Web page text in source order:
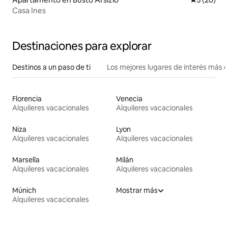
Casa Ines
Destinaciones para explorar
Destinos a un paso de ti Los mejores lugares de interés más
Florencia
Alquileres vacacionales
Venecia
Alquileres vacacionales
Niza
Alquileres vacacionales
Lyon
Alquileres vacacionales
Marsella
Alquileres vacacionales
Milán
Alquileres vacacionales
Múnich
Alquileres vacacionales
Mostrar más